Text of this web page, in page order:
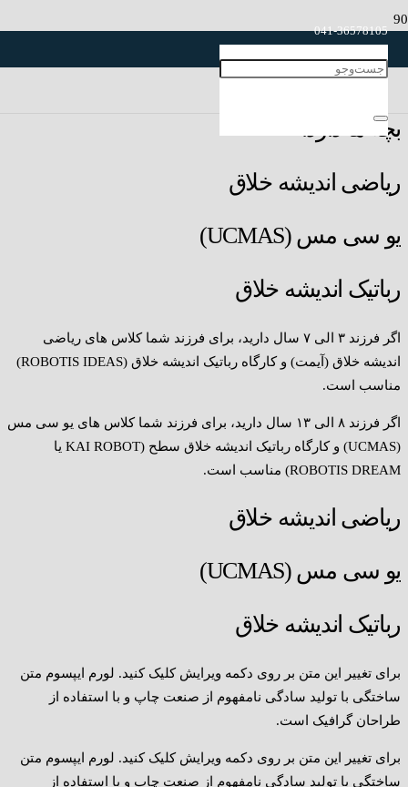
041-36578105
041-36578925
راهنمای سریع کلاس های اندیشه خلاق
بچه ها دارد:
ریاضی اندیشه خلاق
یو سی مس (UCMAS)
رباتیک اندیشه خلاق
اگر فرزند ۳ الی ۷ سال دارید، برای فرزند شما کلاس های ریاضی
اندیشه خلاق (آیمت) و کارگاه رباتیک اندیشه خلاق (ROBOTIS IDEAS)
مناسب است.
اگر فرزند ۸ الی ۱۳ سال دارید، برای فرزند شما کلاس های یو سی مس
(UCMAS) و کارگاه رباتیک اندیشه خلاق سطح (KAI ROBOT یا
ROBOTIS DREAM) مناسب است.
ریاضی اندیشه خلاق
یو سی مس (UCMAS)
رباتیک اندیشه خلاق
برای تغییر این متن بر روی دکمه ویرایش کلیک کنید. لورم ایپسوم متن
ساختگی با تولید سادگی نامفهوم از صنعت چاپ و با استفاده از
طراحان گرافیک است.
برای تغییر این متن بر روی دکمه ویرایش کلیک کنید. لورم ایپسوم متن
ساختگی با تولید سادگی نامفهوم از صنعت چاپ و با استفاده از